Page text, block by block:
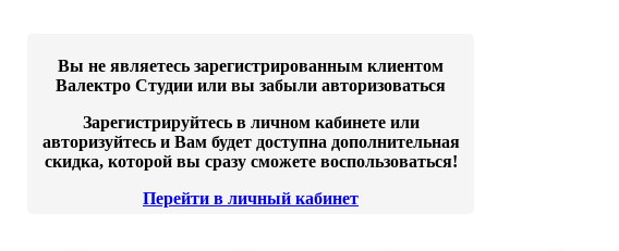
Вы не являетесь зарегистрированным клиентом
Валектро Студии или вы забыли авторизоваться
Зарегистрируйтесь в личном кабинете или
авторизуйтесь и Вам будет доступна дополнительная
скидка, которой вы сразу сможете воспользоваться!
Перейти в личный кабинет